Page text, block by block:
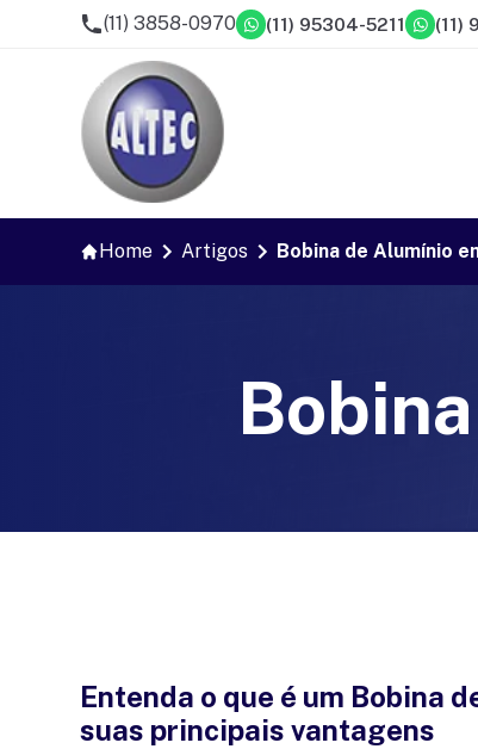
(11) 3858-0970 (11) 95304-5211 (11)
Home Artigos Bobina de Alumínio
Entenda o que é um Bobina
suas principais vantagens